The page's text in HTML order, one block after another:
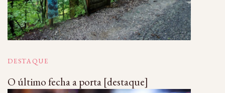
DESTAQUE
O último fecha a porta [destaque]